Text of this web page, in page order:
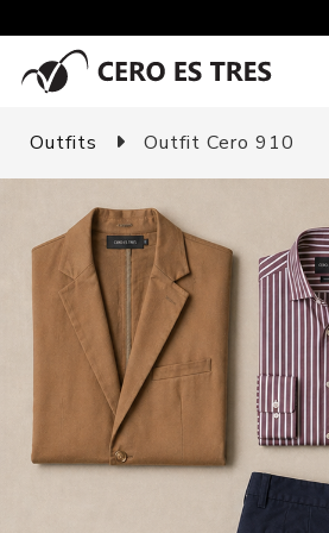
Outfits Outfit Cero 910